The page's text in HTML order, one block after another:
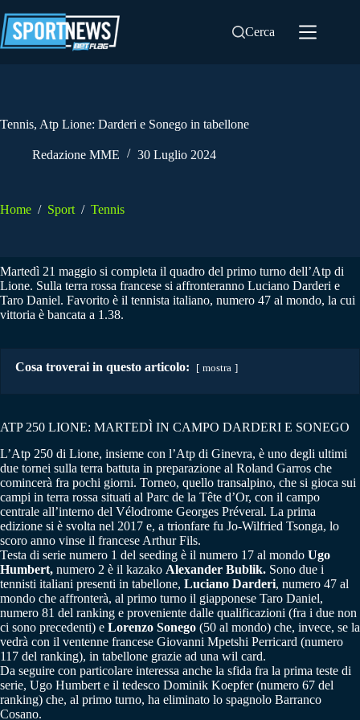
al
contenuto
Cerca
Tennis, Atp Lione: Darderi e Sonego in tabellone
Redazione MME 30 Luglio 2024
Home / Sport / Tennis
Martedì 21 maggio si completa il quadro del primo turno dell’Atp di
Lione. Sulla terra rossa francese si affronteranno Luciano Darderi e
Taro Daniel. Favorito è il tennista italiano, numero 47 al mondo, la cui
vittoria è bancata a 1.38.
Cosa troverai in questo articolo: mostra
ATP 250 LIONE: MARTEDÌ IN CAMPO DARDERI E SONEGO
L’Atp 250 di Lione, insieme con l’Atp di Ginevra, è uno degli ultimi
due tornei sulla terra battuta in preparazione al Roland Garros che
comincerà fra pochi giorni. Torneo, quello transalpino, che si gioca sui
campi in terra rossa situati al Parc de la Tête d’Or, con il campo
centrale all’interno del Vélodrome Georges Préveral. La prima
edizione si è svolta nel 2017 e, a trionfare fu Jo-Wilfried Tsonga, lo
scoro anno vinse il francese Arthur Fils.
Testa di serie numero 1 del seeding è il numero 17 al mondo Ugo
Humbert, numero 2 è il kazako Alexander Bublik. Sono due i
tennisti italiani presenti in tabellone, Luciano Darderi, numero 47 al
mondo che affronterà, al primo turno il giapponese Taro Daniel,
numero 81 del ranking e proveniente dalle qualificazioni (fra i due non
ci sono precedenti) e Lorenzo Sonego (50 al mondo) che, invece, se la
vedrà con il ventenne francese Giovanni Mpetshi Perricard (numero
117 del ranking), in tabellone grazie ad una wil card.
Da seguire con particolare interessa anche la sfida fra la prima teste di
serie, Ugo Humbert e il tedesco Dominik Koepfer (numero 67 del
ranking) che, al primo turno, ha eliminato lo spagnolo Barranco
Cosano.